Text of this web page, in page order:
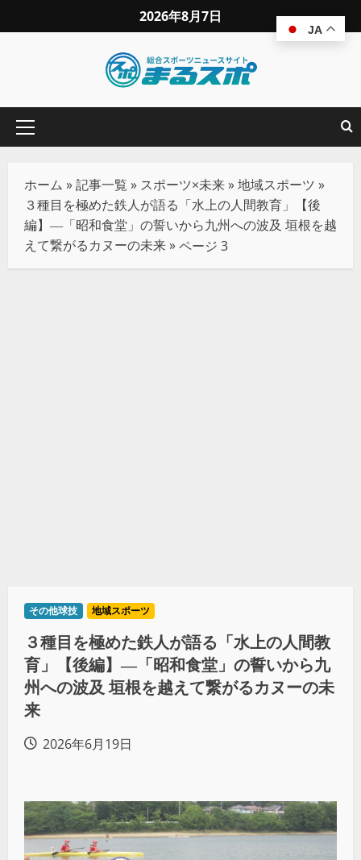
2026年8月7日
ホーム »記事一覧 » スポーツ×未来»地域スポーツ »
３種目を極めた鉄人が語る「水上の人間教育」【後
編】―「昭和食堂」の誓いから九州への波及 垣根を越
えて繋がるカヌーの未来»ページ 3
その他球技 地域スポーツ
３種目を極めた鉄人が語る「水上の人間教
育」【後編】―「昭和食堂」の誓いから九
州への波及 垣根を越えて繋がるカヌーの未
来
2026年6月19日
JA